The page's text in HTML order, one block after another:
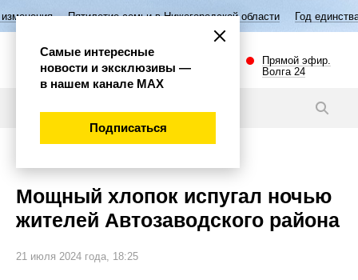
семьи в Нижегородской области Год единства народов России
Прямой эфир.
Волга 24
Мощный хлопок испугал ночью
жителей Автозаводского района
21 июля 2024 года, 18:25
Самые интересные
новости и эксклюзивы —
в нашем канале МАХ
Подписаться